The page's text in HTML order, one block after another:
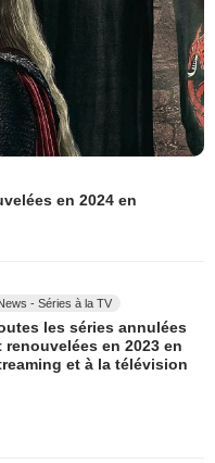
en 2024 en
- Séries à la TV
les séries annulées
renouvelées en 2023 en
et à la télévision